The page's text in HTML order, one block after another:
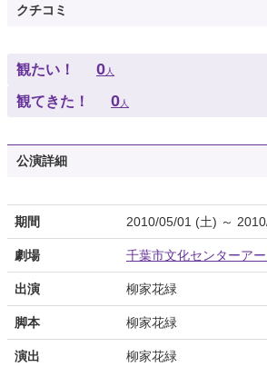
クチコミ
観たい！ 0人
観てきた！ 0人
公演詳細
期間 2010/05/01 (土) ～
劇場 千葉市文化センターア
出演 柳家花緑
脚本 柳家花緑
演出 柳家花緑